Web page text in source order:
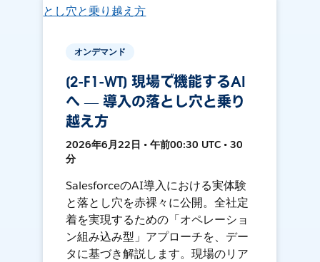
オンデマンド
[2-F1-WT] 現場で機能するAI
へ — 導入の落とし穴と乗り
越え方
2026年6月22日 • 午前00:30 UTC • 30
分
SalesforceのAI導入における実体験
と落とし穴を赤裸々に公開。全社定
着を実現するための「オペレーショ
ン組み込み型」アプローチを、デー
タに基づき解説します。現場のリア